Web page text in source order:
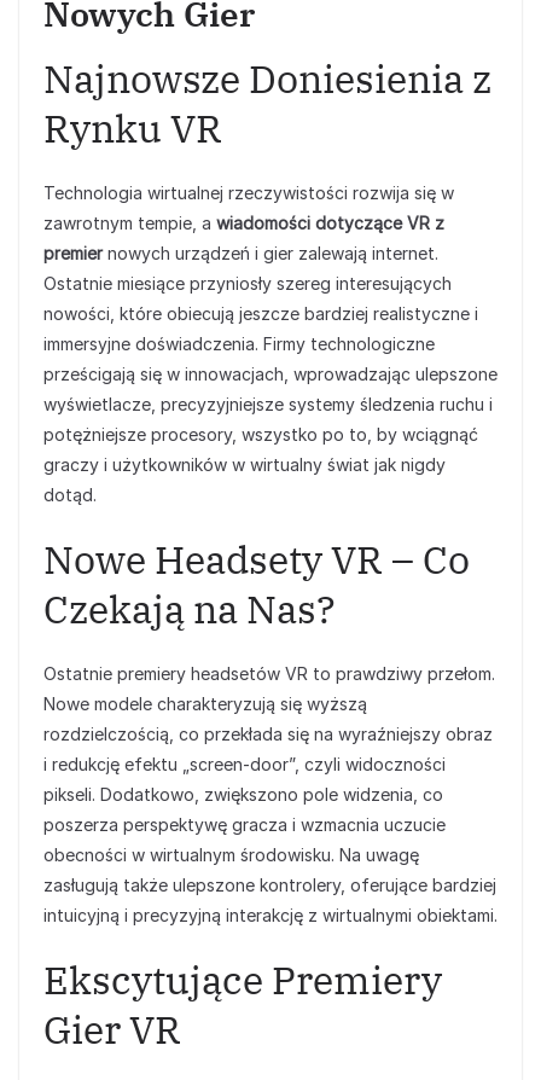
Nowych Gier
Najnowsze Doniesienia z
Rynku VR
Technologia wirtualnej rzeczywistości rozwija się w
zawrotnym tempie, a wiadomości dotyczące VR z
premiernowych urządzeń i gier zalewają internet.
Ostatnie miesiące przyniosły szereg interesujących
nowości, które obiecują jeszcze bardziej realistyczne i
immersyjne doświadczenia. Firmy technologiczne
prześcigają się w innowacjach, wprowadzając ulepszone
wyświetlacze, precyzyjniejsze systemy śledzenia ruchu i
potężniejsze procesory, wszystko po to, by wciągnąć
graczy i użytkowników w wirtualny świat jak nigdy
dotąd.
Nowe Headsety VR – Co
Czekają na Nas?
Ostatnie premiery headsetów VR to prawdziwy przełom.
Nowe modele charakteryzują się wyższą
rozdzielczością, co przekłada się na wyraźniejszy obraz
i redukcję efektu „screen-door”, czyli widoczności
pikseli. Dodatkowo, zwiększono pole widzenia, co
poszerza perspektywę gracza i wzmacnia uczucie
obecności w wirtualnym środowisku. Na uwagę
zasługują także ulepszone kontrolery, oferujące bardziej
intuicyjną i precyzyjną interakcję z wirtualnymi obiektami.
Ekscytujące Premiery
Gier VR